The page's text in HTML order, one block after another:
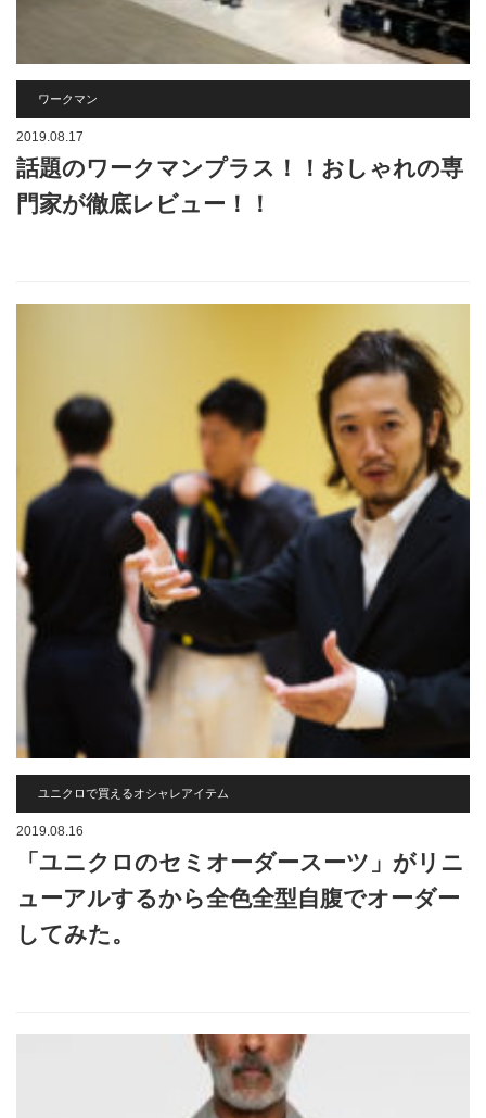
ワークマン
2019.08.17
話題のワークマンプラス！！おしゃれの専
門家が徹底レビュー！！
ユニクロで買えるオシャレアイテム
2019.08.16
「ユニクロのセミオーダースーツ」がリニ
ューアルするから全色全型自腹でオーダー
してみた。